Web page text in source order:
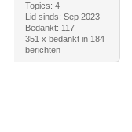
Topics: 4
Lid sinds: Sep 2023
Bedankt: 117
351 x bedankt in 184
berichten